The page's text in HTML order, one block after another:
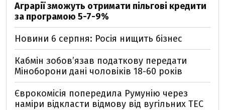
Аграрії зможуть отримати пільгові кредити
за програмою 5-7-9%
Новини 6 серпня: Росія нищить бізнес
Кабмін зобовʼязав податкову передати
Міноборони дані чоловіків 18-60 років
Єврокомісія попередила Румунію через
наміри відкласти відмову від вугільних ТЕС